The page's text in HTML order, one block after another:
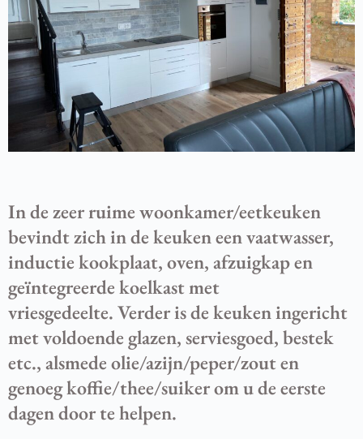
In de zeer ruime woonkamer/eetkeuken
bevindt zich in de keuken een vaatwasser,
inductie kookplaat, oven, afzuigkap en
geïntegreerde koelkast met
vriesgedeelte. Verder is de keuken ingericht
met voldoende glazen, serviesgoed, bestek
etc., alsmede olie/azijn/peper/zout en
genoeg koffie/thee/suiker om u de eerste
dagen door te helpen.